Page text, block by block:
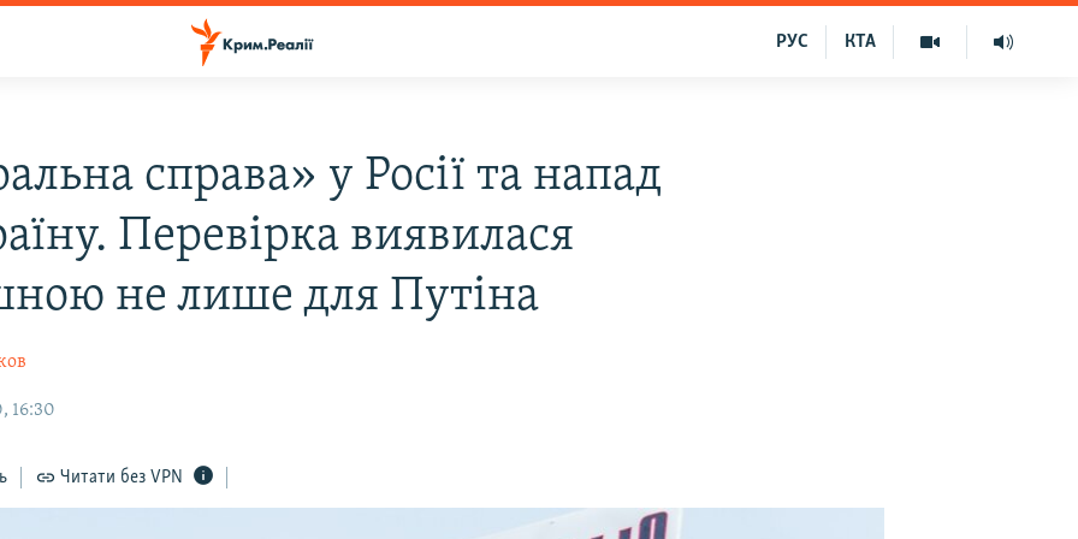
КТА
РУС
справа» у Росії та напад
Перевірка виявилася
не лише для Путіна
16:30
Читати без VPN